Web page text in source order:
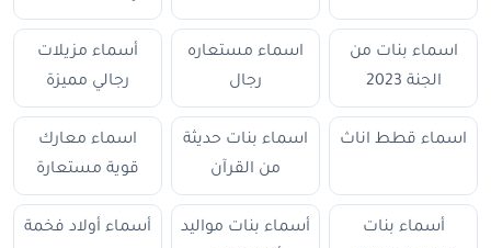
اسماء بنات من
الجنة 2023
اسماء مستعاره
رجال
أسماء مزيلات
رجالي مميزة
اسماء قطط اناث
اسماء بنات حديثة
من القرآن
اسماء معارك
قوية مستعارة
أسماء بنات
أسماء بنات مواليد
أسماء أولاد فخمة